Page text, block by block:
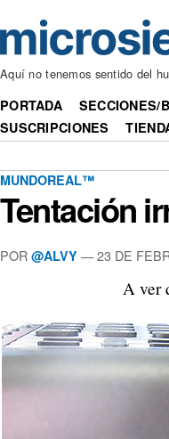
Aquí no tenemos sentido del
PORTADA SECCIONES/
SUSCRIPCIONES
MUNDOREAL™
Tentación
POR @ALVY —23 DE
A ver